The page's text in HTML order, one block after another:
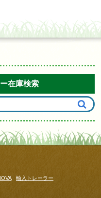
在庫検索
輸入トレーラー